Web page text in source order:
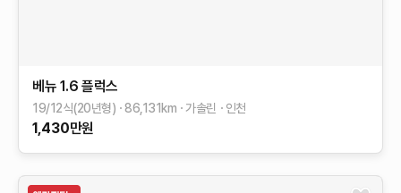
베뉴 1.6 플럭스
19/12식(20년형) 86,131km 가솔린 인천
1,430만원